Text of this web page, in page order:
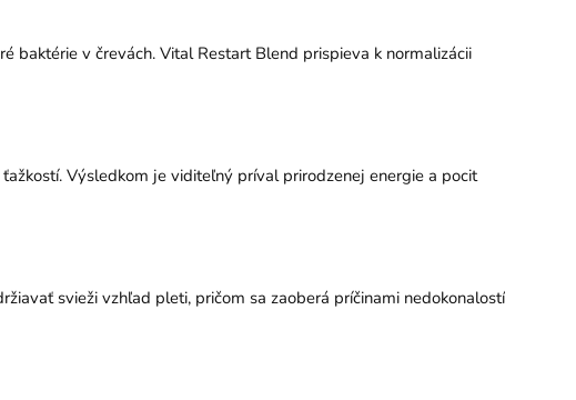
baktérie v črevách. Vital Restart Blend prispieva k normalizácii
Výsledkom je viditeľný príval prirodzenej energie a pocit
svieži vzhľad pleti, pričom sa zaoberá príčinami nedokonalostí